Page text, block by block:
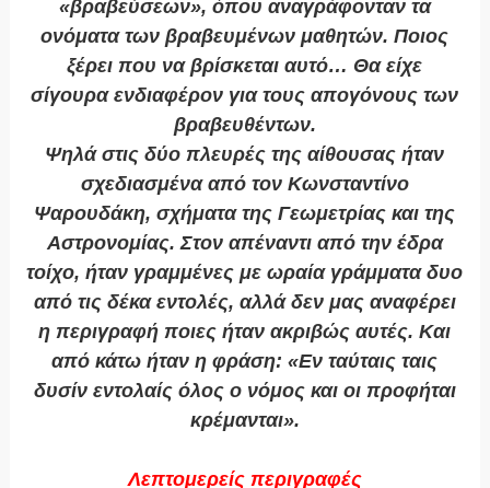
«βραβεύσεων», όπου αναγράφονταν τα
ονόματα των βραβευμένων μαθητών. Ποιος
ξέρει που να βρίσκεται αυτό… Θα είχε
σίγουρα ενδιαφέρον για τους απογόνους των
βραβευθέντων.
Ψηλά στις δύο πλευρές της αίθουσας ήταν
σχεδιασμένα από τον Κωνσταντίνο
Ψαρουδάκη, σχήματα της Γεωμετρίας και της
Αστρονομίας. Στον απέναντι από την έδρα
τοίχο, ήταν γραμμένες με ωραία γράμματα δυο
από τις δέκα εντολές, αλλά δεν μας αναφέρει
η περιγραφή ποιες ήταν ακριβώς αυτές. Και
από κάτω ήταν η φράση: «Εν ταύταις ταις
δυσίν εντολαίς όλος ο νόμος και οι προφήται
κρέμανται».
Λεπτομερείς περιγραφές